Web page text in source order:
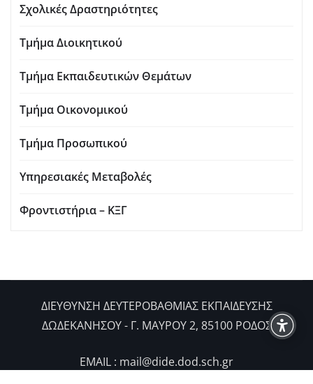
Σχολικές Δραστηριότητες
Τμήμα Διοικητικού
Τμήμα Εκπαιδευτικών Θεμάτων
Τμήμα Οικονομικού
Τμήμα Προσωπικού
Υπηρεσιακές Μεταβολές
Φροντιστήρια – ΚΞΓ
ΔIΕΥΘΥΝΣΗ ΔΕΥΤΕΡΟΒΑΘΜΙΑΣ ΕΚΠΑΙΔΕΥΣΗΣ
ΔΩΔΕΚΑΝΗΣΟΥ - Γ. ΜΑΥΡΟΥ 2, 85100 ΡΟΔΟΣ
EMAIL : mail@dide.dod.sch.gr